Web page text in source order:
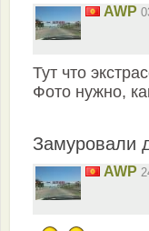
AWP
Тут что
Фото нужно,
Замуровали
AWP